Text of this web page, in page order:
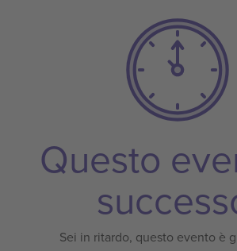
Questo
Sei in ritardo, questo evento è